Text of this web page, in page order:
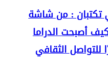
تكتبان : من شاشة
أصبحت الدراما
للتواصل الثقافي